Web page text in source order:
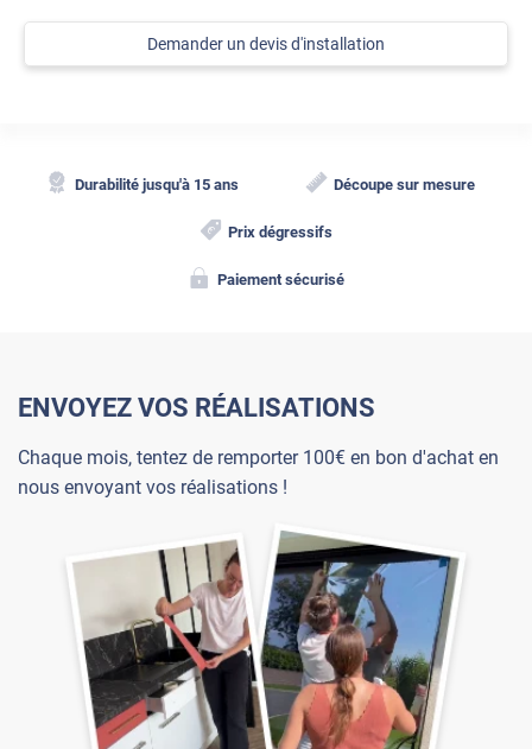
Demander un devis d'installation
Durabilité jusqu'à 15 ans Découpe sur mesure
Prix dégressifs
Paiement sécurisé
ENVOYEZ VOS RÉALISATIONS
Chaque mois, tentez de remporter 100€ en bon d'achat en
nous envoyant vos réalisations !